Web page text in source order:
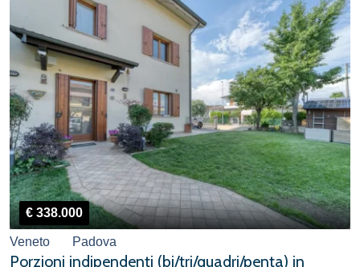
€ 338.000
Veneto Padova
Porzioni indipendenti (bi/tri/quadri/penta) in